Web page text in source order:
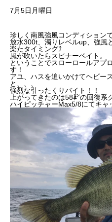
7月5日月曜日
珍しく南風強風コンディション
放水300t、濁りレベルup、強風
楽たタイミング⤴︎
風が吹いたらスピナーベイト。
ということでスローロールアプ
す！
アユ、ハスを追いかけてヘビー
と、、、
強烈な引ったくりバイト！！
上がってきたのは58㌢の回復系
ハイピッチャーMax5/8にてキャ